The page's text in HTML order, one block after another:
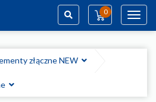
0
złączne NEW